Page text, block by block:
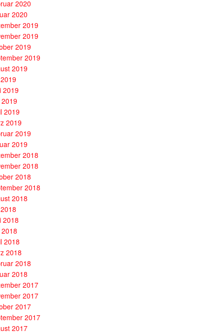
2020
2020
2019
2019
2019
2019
2019
2019
2019
2019
2019
2019
2018
2018
2018
2018
2018
2018
2018
2018
2018
2018
2017
2017
2017
2017
2017